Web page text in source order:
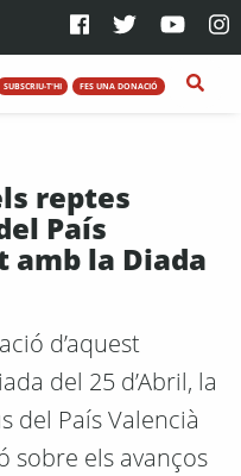
SUBSCRIU-T'HI FES UNA DONACIÓ
reptes
País
amb la Diada
d’aquest
del 25 d’Abril, la
del País Valencià
sobre els avanços